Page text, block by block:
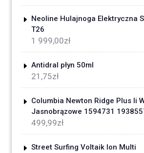
Neoline Hulajnoga Elektryczna
T26
1 999,00zł
Antidral płyn 50ml
21,75zł
Columbia Newton Ridge Plus Ii
Jasnobrązowe 1594731
499,99zł
Street Surfing Voltaik Ion Multi